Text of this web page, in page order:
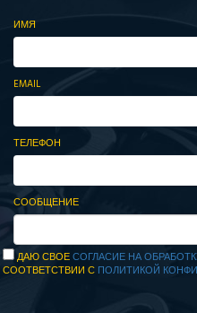
ИМЯ
EMAIL
ТЕЛЕФОН
СООБЩЕНИЕ
ДАЮ СВОЕСОГЛАСИЕ НА
СООТВЕТСТВИИ С ПОЛИТИКОЙ